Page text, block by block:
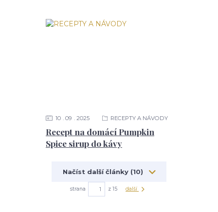
Recept na domácí Pumpkin
Spice sirup do kávy
10 09 2025 RECEPTY A NÁVODY
Načíst další články (10)
strana z 15 další